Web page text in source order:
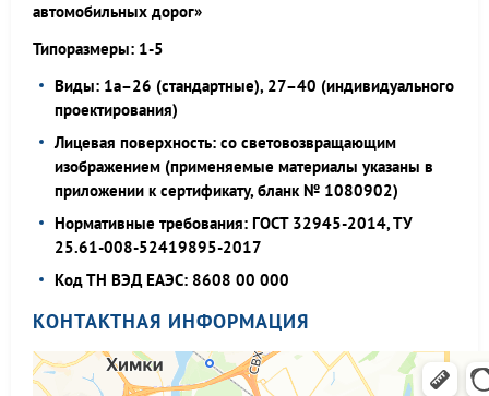
автомобильных дорог»
Типоразмеры: 1-5
Виды: 1а–26 (стандартные), 27–40 (индивидуального
проектирования)
Лицевая поверхность: со световозвращающим
изображением (применяемые материалы указаны в
приложении к сертификату, бланк № 1080902)
Нормативные требования: ГОСТ 32945-2014, ТУ
25.61-008-52419895-2017
Код ТН ВЭД ЕАЭС: 8608 00 000
КОНТАКТНАЯ ИНФОРМАЦИЯ